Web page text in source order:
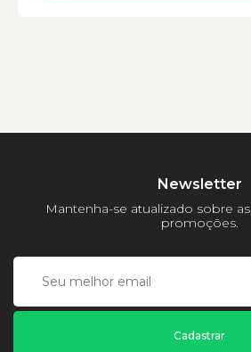
Newsletter
Mantenha-se atualizado sobre
promoções.
Cadastrar